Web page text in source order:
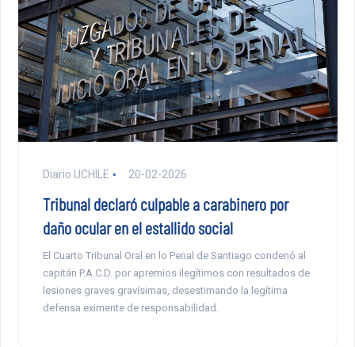
Diario UCHILE 20-02-2026
Tribunal declaró culpable a carabinero por
daño ocular en el estallido social
El Cuarto Tribunal Oral en lo Penal de Santiago condenó al
capitán P.A.C.D. por apremios ilegítimos con resultados de
lesiones graves gravísimas, desestimando la legítima
defensa eximente de responsabilidad.